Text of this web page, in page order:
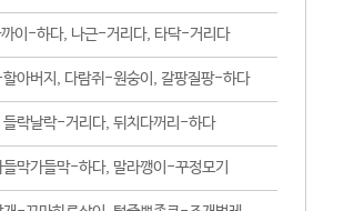
이-하다, 나근-거리다, 타닥-거리다
아버지, 다람쥐-원숭이, 갈팡질팡-하다
들락날락-거리다, 뒤치다꺼리-하다
들막가들막-하다, 말라깽이-꾸정모기